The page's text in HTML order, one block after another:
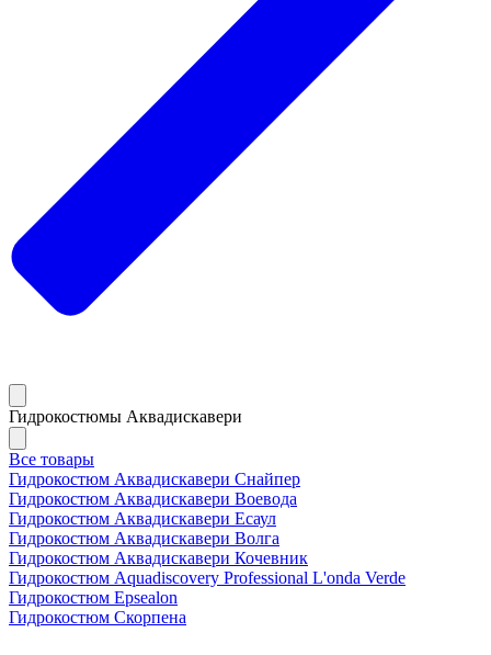
Гидрокостюмы Аквадискавери
Все товары
Гидрокостюм Аквадискавери Снайпер
Гидрокостюм Аквадискавери Воевода
Гидрокостюм Аквадискавери Есаул
Гидрокостюм Аквадискавери Волга
Гидрокостюм Аквадискавери Кочевник
Гидрокостюм Aquadiscovery Professional L'onda Verde
Гидрокостюм Epsealon
Гидрокостюм Скорпена